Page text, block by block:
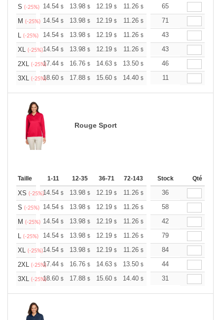
S (-25%) 14.54 $ 13.98 $ 12.19 $ 11.26 $ 10.69$
65
M (-25%) 14.54 $ 13.98 $ 12.19 $ 11.26 $ 10.69$
71
L (-25%) 14.54 $ 13.98 $ 12.19 $ 11.26 $ 10.69$
43
XL (-25%)14.54 $ 13.98 $ 12.19 $ 11.26 $ 10.69$
43
2XL (-25%)17.44 $ 16.76 $ 14.63 $ 13.50 $ 12.83$
46
3XL (-25%)18.60 $ 17.88 $ 15.60 $ 14.40 $ 13.68$
11
Rouge Sport
Taille 1-11 12-35 36-71 72-143 144-287 288 +
Stock Qté
XS (-25%)14.54 $ 13.98 $ 12.19 $ 11.26 $ 10.69$
36
S (-25%) 14.54 $ 13.98 $ 12.19 $ 11.26 $ 10.69$
58
M (-25%) 14.54 $ 13.98 $ 12.19 $ 11.26 $ 10.69$
42
L (-25%) 14.54 $ 13.98 $ 12.19 $ 11.26 $ 10.69$
79
XL (-25%)14.54 $ 13.98 $ 12.19 $ 11.26 $ 10.69$
84
2XL (-25%)17.44 $ 16.76 $ 14.63 $ 13.50 $ 12.83$
44
3XL (-25%)18.60 $ 17.88 $ 15.60 $ 14.40 $ 13.68$
31